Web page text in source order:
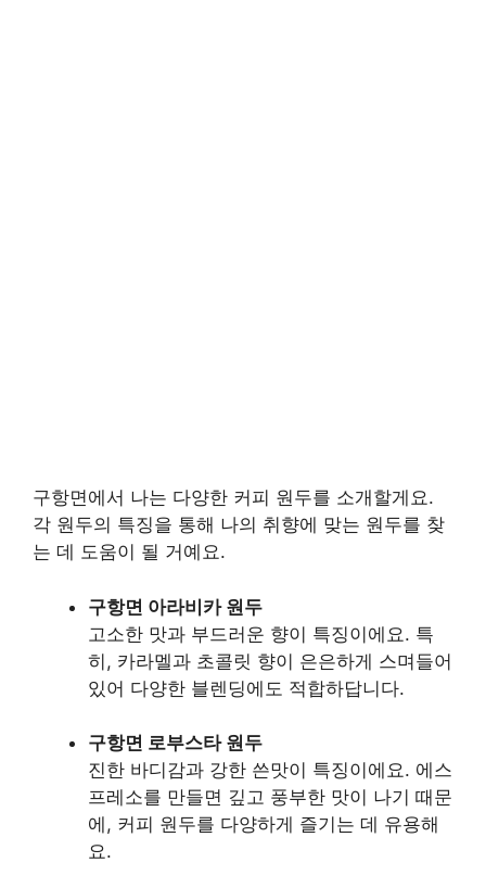
구항면에서 나는 다양한 커피 원두를 소개할게요.
각 원두의 특징을 통해 나의 취향에 맞는 원두를 찾
는 데 도움이 될 거예요.
구항면 아라비카 원두
고소한 맛과 부드러운 향이 특징이에요. 특
히, 카라멜과 초콜릿 향이 은은하게 스며들어
있어 다양한 블렌딩에도 적합하답니다.
구항면 로부스타 원두
진한 바디감과 강한 쓴맛이 특징이에요. 에스
프레소를 만들면 깊고 풍부한 맛이 나기 때문
에, 커피 원두를 다양하게 즐기는 데 유용해
요.